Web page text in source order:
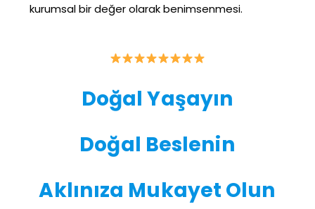
kurumsal bir değer olarak benimsenmesi.
Doğal Yaşayın
Doğal Beslenin
Aklınıza Mukayet Olun